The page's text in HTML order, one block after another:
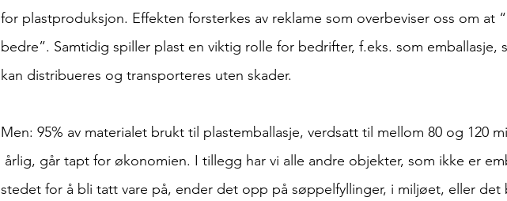
for plastproduksjon. Effekten forsterkes av reklame som overbeviser oss om at
bedre”. Samtidig spiller plast en viktig rolle for bedrifter, f.eks. som emballasje,
kan distribueres og transporteres uten skader.
Men: 95% av materialet brukt til plastemballasje, verdsatt til mellom 80 og 120
årlig, går tapt for økonomien. I tillegg har vi alle andre objekter, som ikke er
stedet for å bli tatt vare på, ender det opp på søppelfyllinger, i miljøet, eller det